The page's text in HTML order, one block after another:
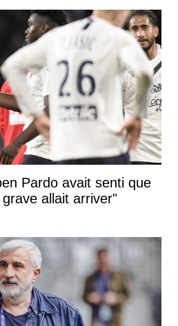
Pardo avait senti que
allait arriver"